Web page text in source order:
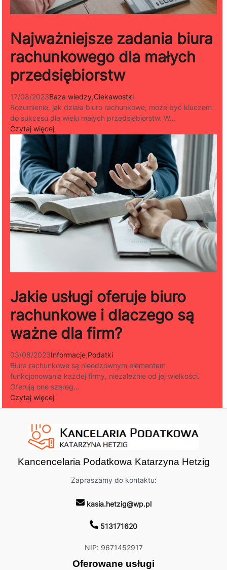
Najważniejsze zadania biura
rachunkowego dla małych
przedsiębiorstw
17/08/2023Baza wiedzy,Ciekawostki
Rozumienie, jak działa biuro rachunkowe, może być kluczem
do sukcesu dla wielu małych przedsiębiorstw. W...
Czytaj więcej
Jakie usługi oferuje biuro
rachunkowe i dlaczego są
ważne dla firm?
03/08/2023Informacje,Podatki
Biura rachunkowe są nieodzownym elementem
funkcjonowania każdej firmy, niezależnie od jej wielkości.
Oferują one szereg...
Czytaj więcej
Kancencelaria Podatkowa Katarzyna Hetzig
Zapraszamy do kontaktu:
kasia.hetzig@wp.pl
513171620
NIP: 9671452917
Oferowane usługi